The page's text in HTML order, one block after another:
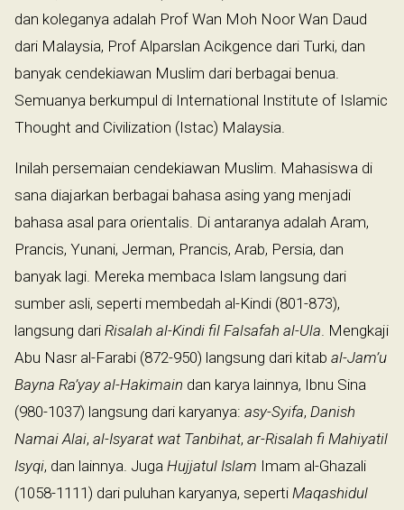
dan koleganya adalah Prof Wan Moh Noor Wan Daud
dari Malaysia, Prof Alparslan Acikgence dari Turki, dan
banyak cendekiawan Muslim dari berbagai benua.
Semuanya berkumpul di International Institute of Islamic
Thought and Civilization (Istac) Malaysia.
Inilah persemaian cendekiawan Muslim. Mahasiswa di
sana diajarkan berbagai bahasa asing yang menjadi
bahasa asal para orientalis. Di antaranya adalah Aram,
Prancis, Yunani, Jerman, Prancis, Arab, Persia, dan
banyak lagi. Mereka membaca Islam langsung dari
sumber asli, seperti membedah al-Kindi (801-873),
langsung dari Risalah al-Kindi fil Falsafah al-Ula. Mengkaji
Abu Nasr al-Farabi (872-950) langsung dari kitab al-Jam’u
Bayna Ra’yay al-Hakimain dan karya lainnya, Ibnu Sina
(980-1037) langsung dari karyanya: asy-Syifa, Danish
Namai Alai, al-Isyarat wat Tanbihat, ar-Risalah fi Mahiyatil
Isyqi, dan lainnya. Juga Hujjatul Islam Imam al-Ghazali
(1058-1111) dari puluhan karyanya, seperti Maqashidul